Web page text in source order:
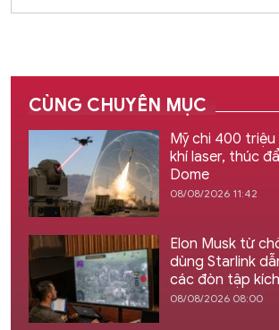
CÙNG CHUYÊN MỤC
Mỹ chi 400 triệu
khí laser, thúc
Dome
08/08/2026 11:42
Elon Musk từ
dùng Starlink
các đòn tập kích
08/08/2026 08:00